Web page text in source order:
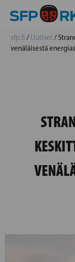
sfp.fi / Uutiset/
venäläisestä